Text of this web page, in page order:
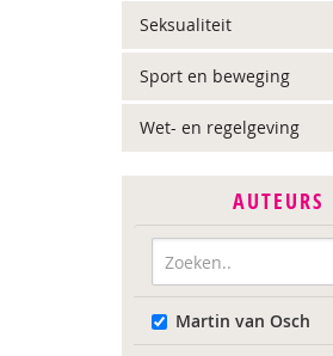
Seksualiteit
Sport en beweging
Wet- en regelgeving
AUTEURS
Martin van Osch